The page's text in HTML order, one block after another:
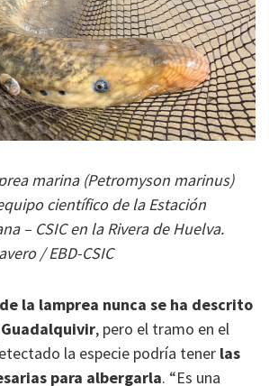
marina (Petromyson marinus)
científico de la Estación
– CSIC en la Rivera de Huelva.
/ EBD-CSIC
la lamprea nunca se ha descrito
, pero el tramo en el
la especie podría tener las
para albergarla. “Es una